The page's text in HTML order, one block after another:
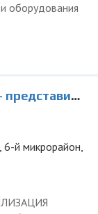
оборудования
Компания
6-й микрорайон,